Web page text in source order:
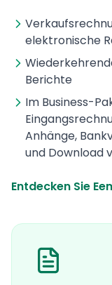
elektronische
Berichte
Im Business-
Anhänge,
und Download
Entdecken Sie